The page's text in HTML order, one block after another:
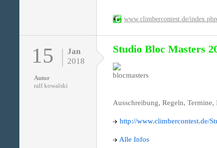
www.climbercontest.de/
15
Jan
2018
Autor
ralf kowalski
Studio Bloc Masters
Ausschreibung, Regeln, Termine,
http://www.climbercontest.de/
Alle Infos